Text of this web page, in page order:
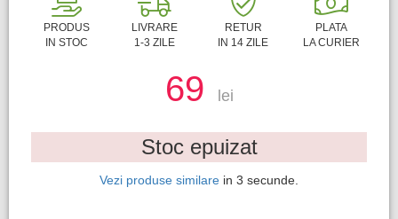
PRODUS
IN STOC
LIVRARE
1-3 ZILE
RETUR
IN 14 ZILE
PLATA
LA CURIER
69 lei
Stoc epuizat
Vezi produse similare in 3 secunde.